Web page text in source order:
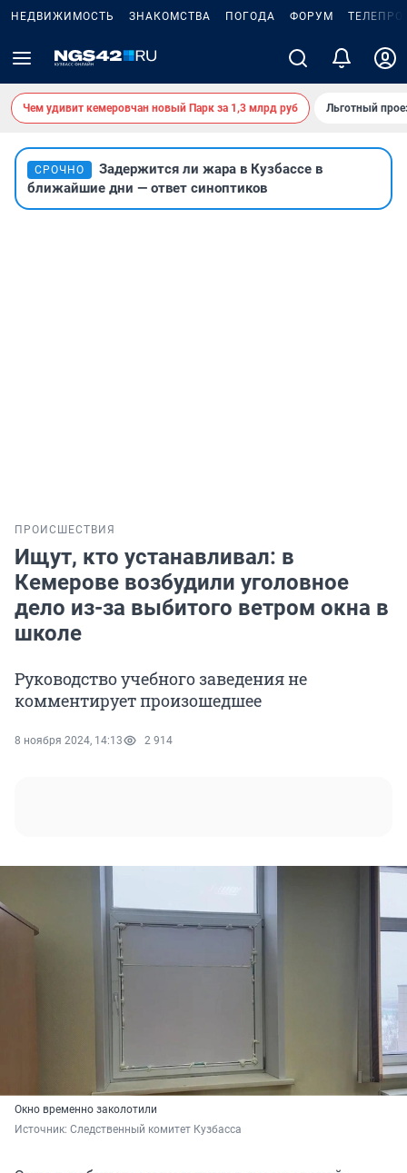
НЕДВИЖИМОСТЬ ЗНАКОМСТВА ПОГОДА ФОРУМ
Чем удивит кемеровчан новый Парк за 1,3 млрд руб Льготный
СРОЧНО
Задержится ли жара в Кузбассе в
ближайшие дни — ответ синоптиков
ПРОИСШЕСТВИЯ
Ищут, кто устанавливал: в
Кемерове возбудили уголовное
дело из-за выбитого ветром окна в
школе
Руководство учебного заведения не
комментирует произошедшее
8 ноября 2024, 14:13 2 914
Окно временно заколотили
Источник: Следственный комитет Кузбасса